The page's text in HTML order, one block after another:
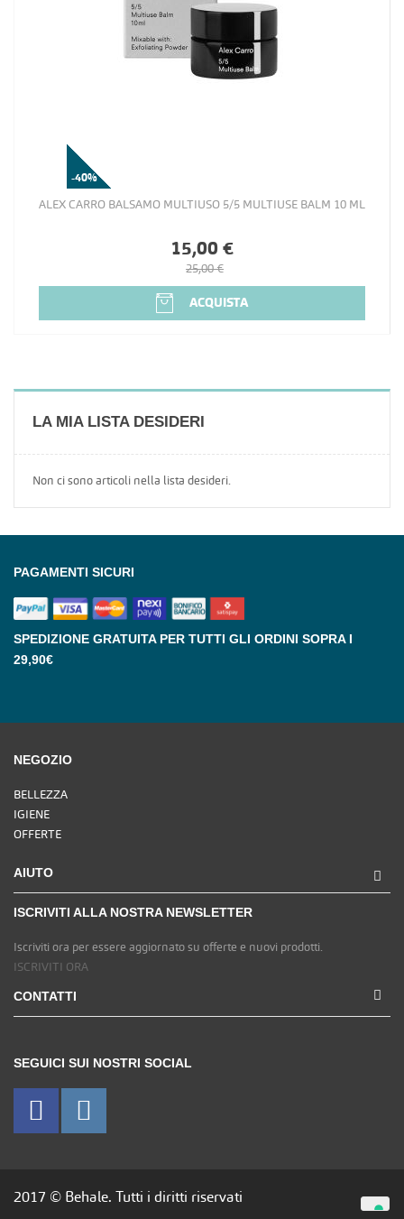
-40%
ALEX CARRO BALSAMO MULTIUSO 5/5 MULTIUSE BALM 10 ML
15,00 €
25,00 €
ACQUISTA
LA MIA LISTA DESIDERI
Non ci sono articoli nella lista desideri.
PAGAMENTI SICURI
SPEDIZIONE GRATUITA PER TUTTI GLI ORDINI SOPRA I
29,90€
NEGOZIO
BELLEZZA
IGIENE
OFFERTE
AIUTO
ISCRIVITI ALLA NOSTRA NEWSLETTER
Iscriviti ora per essere aggiornato su offerte e nuovi prodotti.
ISCRIVITI ORA
CONTATTI
SEGUICI SUI NOSTRI SOCIAL
2017 © Behale. Tutti i diritti riservati